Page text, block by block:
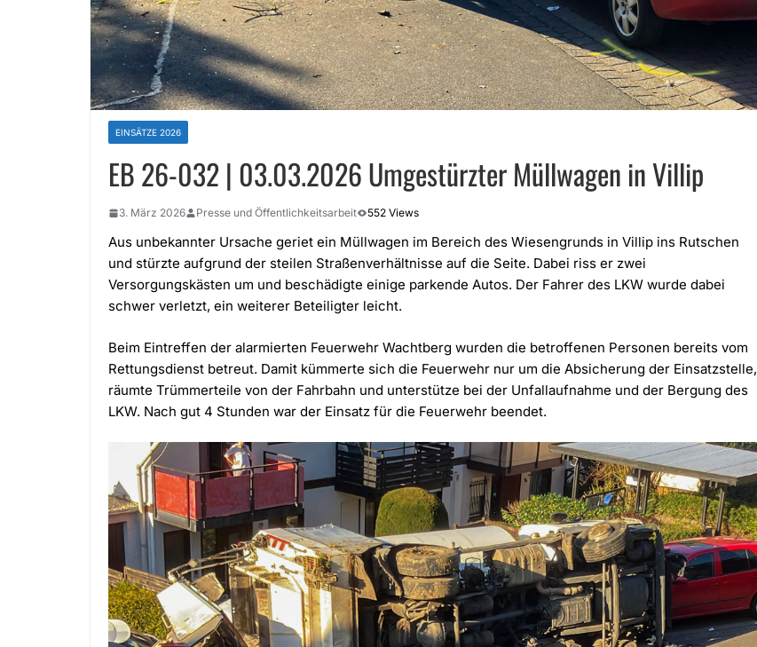
EINSÄTZE 2026
EB 26-032 | 03.03.2026 Umgestürzter Müllwagen in Villip
3. März 2026 Presse und Öffentlichkeitsarbeit 552 Views
Aus unbekannter Ursache geriet ein Müllwagen im Bereich des Wiesengrunds in Villip ins Rutschen
und stürzte aufgrund der steilen Straßenverhältnisse auf die Seite. Dabei riss er zwei
Versorgungskästen um und beschädigte einige parkende Autos. Der Fahrer des LKW wurde dabei
schwer verletzt, ein weiterer Beteiligter leicht.
Beim Eintreffen der alarmierten Feuerwehr Wachtberg wurden die betroffenen Personen bereits vom
Rettungsdienst betreut. Damit kümmerte sich die Feuerwehr nur um die Absicherung der Einsatzstelle,
räumte Trümmerteile von der Fahrbahn und unterstütze bei der Unfallaufnahme und der Bergung des
LKW. Nach gut 4 Stunden war der Einsatz für die Feuerwehr beendet.